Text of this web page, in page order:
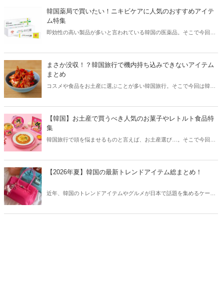
方も必見です。
韓国薬局で買いたい！ニキビケアに人気のおすすめアイテ
ム特集
即効性の高い製品が多いと言われている韓国の医薬品。そこで今回は
まさか没収！？韓国旅行で機内持ち込みできないアイテム
まとめ
コスメや食品をお土産に選ぶことが多い韓国旅行。そこで今回は韓国
【韓国】お土産で買うべき人気のお菓子やレトルト食品特
集
韓国旅行で頭を悩ませるものと言えば、お土産選び…。そこで今回は
【2026年夏】韓国の最新トレンドアイテム総まとめ！
近年、韓国のトレンドアイテムやグルメが日本で話題を集めるケース